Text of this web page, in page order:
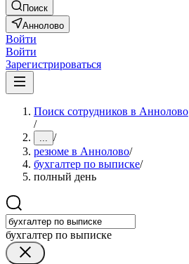
Поиск
Аннолово
Войти
Войти
Зарегистрироваться
Поиск сотрудников в Аннолово
/
... /
резюме в Аннолово/
бухгалтер по выписке/
полный день
бухгалтер по выписке